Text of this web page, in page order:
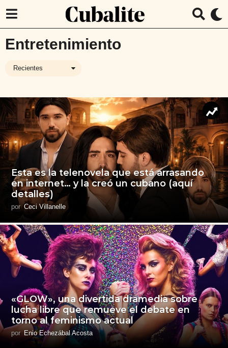
Entretenimiento
Recientes
Esta es la telenovela que está arrasando
en internet… y la creó un cubano (aquí
detalles)
por Ceci Villanelle
«GLOW», una divertida dramedia sobre
lucha libre que remueve el debate en
torno al feminismo actual
por Enio Echezábal Acosta